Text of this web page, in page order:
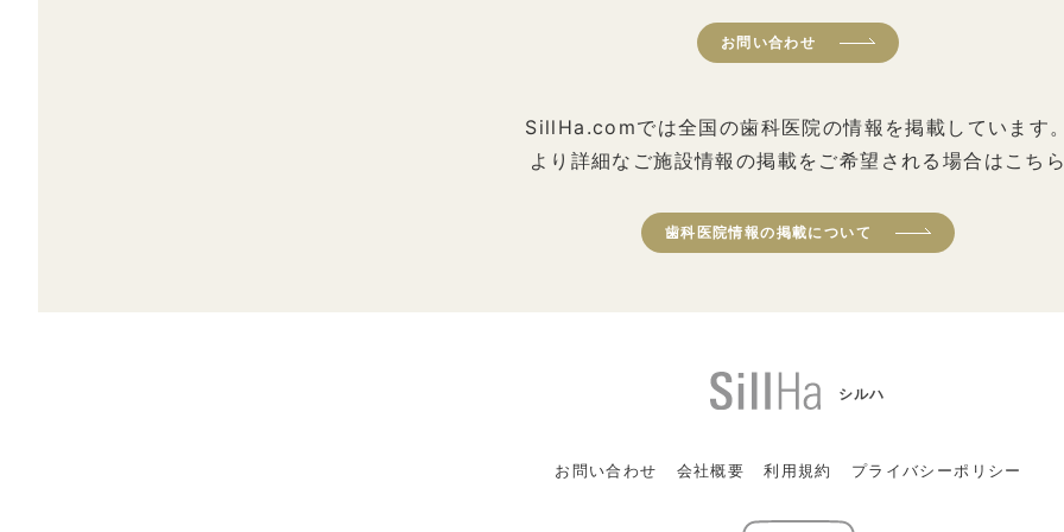
お問い合わせ
SillHa.comでは全国の歯科医院の情報を掲載しています
より詳細なご施設情報の掲載をご希望される場合はこち
歯科医院情報の掲載について
シルハ
お問い合わせ 会社概要 利用規約 プライバシーポリシー